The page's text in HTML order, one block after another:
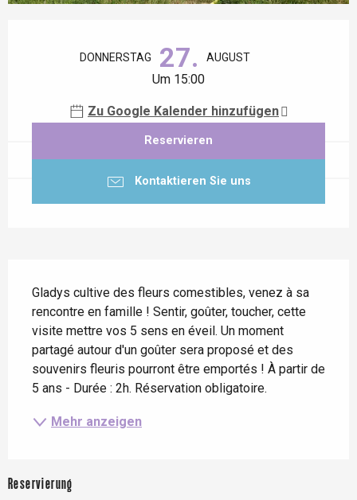
DONNERSTAG 27. AUGUST
Um 15:00
Zu Google Kalender hinzufügen
Reservieren
Kontaktieren Sie uns
Gladys cultive des fleurs comestibles, venez à sa
rencontre en famille ! Sentir, goûter, toucher, cette
visite mettre vos 5 sens en éveil. Un moment
partagé autour d'un goûter sera proposé et des
souvenirs fleuris pourront être emportés ! À partir de
5 ans - Durée : 2h. Réservation obligatoire.
Mehr anzeigen
Reservierung